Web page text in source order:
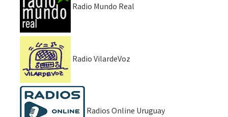
Radio Mundo Real
Radio VilardeVoz
Radios Online Uruguay